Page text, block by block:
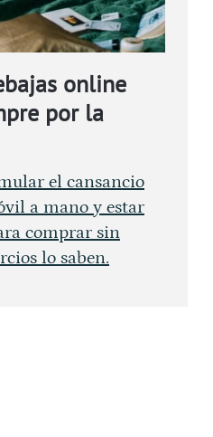
online
por la
el cansancio
a mano y estar
comprar sin
lo saben.